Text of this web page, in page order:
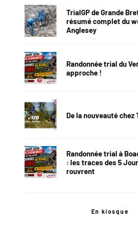
TrialGP de Grande
résumé complet du
Anglesey
Randonnée trial du
approche !
De la nouveauté chez
Randonnée trial à
: les traces des 5
rouvrent
En kiosque